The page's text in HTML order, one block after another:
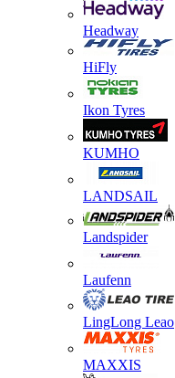
Headway
HiFly
Ikon Tyres
KUMHO
LANDSAIL
Landspider
Laufenn
LingLong Leao
MAXXIS